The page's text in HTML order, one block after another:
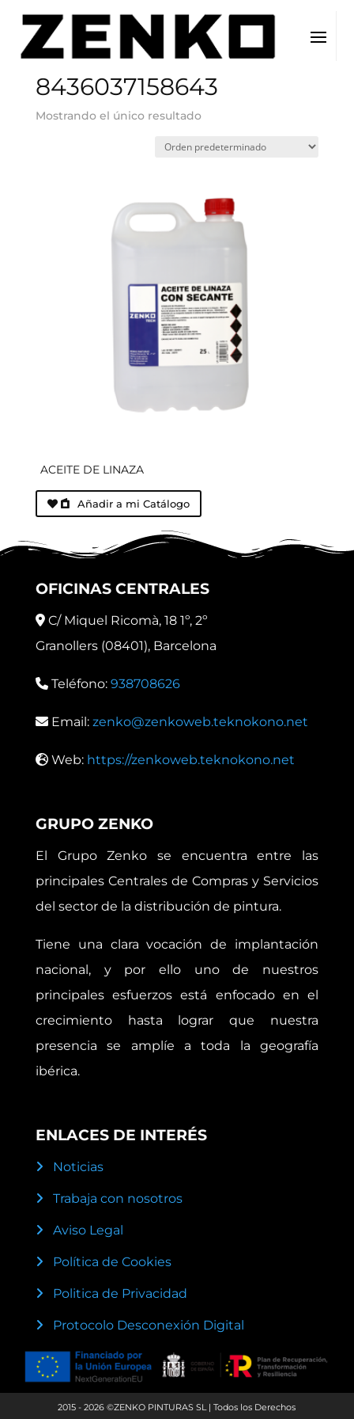
Inicio / EAN del producto / 8436037158643
8436037158643
Mostrando el único resultado
ACEITE DE LINAZA
Añadir a mi Catálogo
OFICINAS CENTRALES
C/ Miquel Ricomà, 18 1º, 2º
Granollers (08401), Barcelona
Teléfono: 938708626
Email: zenko@zenkoweb.teknokono.net
Web: https://zenkoweb.teknokono.net
GRUPO ZENKO
El Grupo Zenko se encuentra entre las
principales Centrales de Compras y Servicios
del sector de la distribución de pintura.
Tiene una clara vocación de implantación
nacional, y por ello uno de nuestros
principales esfuerzos está enfocado en el
crecimiento hasta lograr que nuestra
presencia se amplíe a toda la geografía
ibérica.
ENLACES DE INTERÉS
Noticias
Trabaja con nosotros
Aviso Legal
Política de Cookies
Politica de Privacidad
Protocolo Desconexión Digital
2015 - 2026 ©ZENKO PINTURAS SL | Todos los Derechos